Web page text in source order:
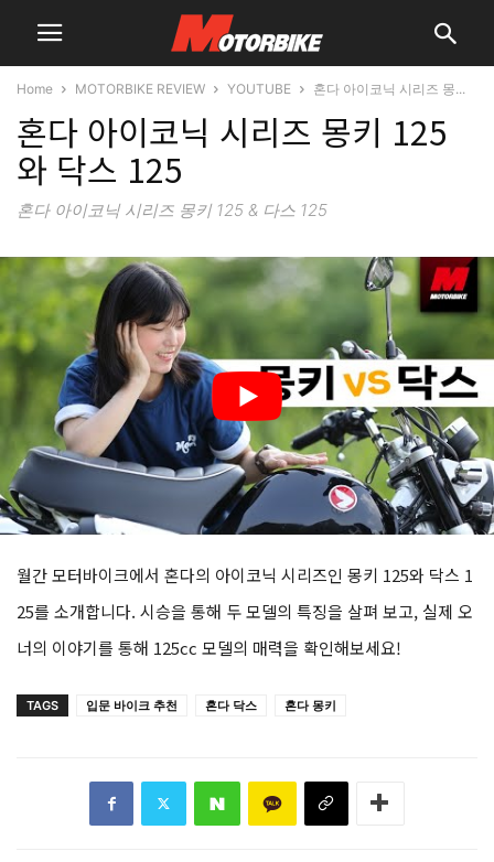
Home MOTORBIKE REVIEW YOUTUBE 혼다 아이코닉 시리즈 몽...
혼다 아이코닉 시리즈 몽키 125
와 닥스 125
혼다 아이코닉 시리즈 몽키 125 & 다스 125
월간 모터바이크에서 혼다의 아이코닉 시리즈인 몽키 125와 닥스 1
25를 소개합니다. 시승을 통해 두 모델의 특징을 살펴 보고, 실제 오
너의 이야기를 통해 125cc 모델의 매력을 확인해보세요!
TAGS 입문 바이크 추천 혼다 닥스 혼다 몽키